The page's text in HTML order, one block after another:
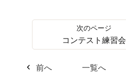
コンテスト練習会
前へ 一覧へ